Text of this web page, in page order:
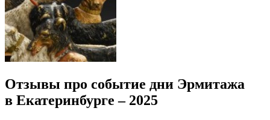
Отзывы про событие дни Эрмитажа
в Екатеринбурге – 2025